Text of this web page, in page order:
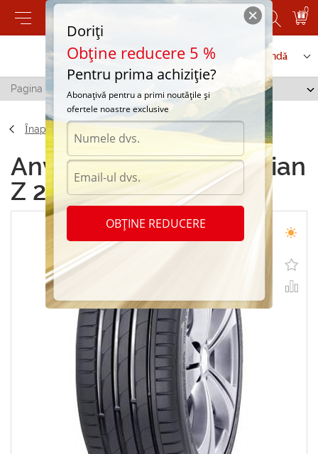
0
Contactați-ne Serviciu de comandă
Pagina principală Nokian Z 225/55 R18 98H
Înapoi
Anvelope de vara Nokian
Z 225/55 R18 98H
Doriți
Obține reducere 5 %
Pentru prima achiziție?
Abonațivă pentru a primi noutățile și
ofertele noastre exclusive
OBȚINE REDUCERE